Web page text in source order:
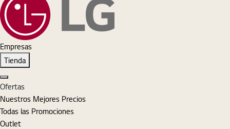
Empresas
Tienda
Cerrar
Ofertas
Nuestros Mejores Precios
Todas las Promociones
Outlet